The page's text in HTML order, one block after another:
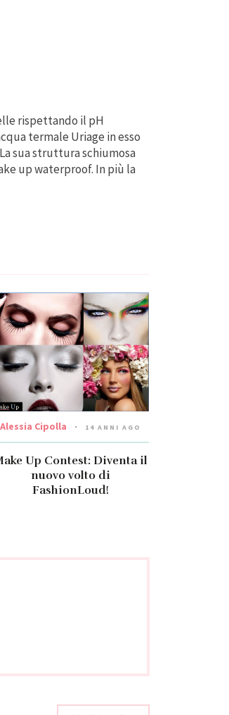
rispettando il pH
termale Uriage in esso
sua struttura schiumosa
up waterproof. In più la
Alessia Cipolla 14 ANNI AGO
Up Contest: Diventa il
nuovo volto di
FashionLoud!